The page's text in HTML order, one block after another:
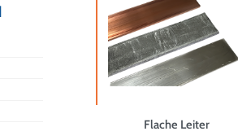
Flache Leiter